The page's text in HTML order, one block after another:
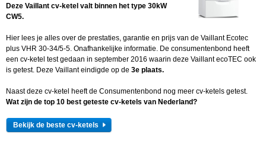
Deze Vaillant cv-ketel valt binnen het type 30kW
CW5.
Hier lees je alles over de prestaties, garantie en prijs van de Vaillant Ecotec
plus VHR 30-34/5-5. Onafhankelijke informatie. De consumentenbond heeft
een cv-ketel test gedaan in september 2016 waarin deze Vaillant ecoTEC ook
is getest. Deze Vaillant eindigde op de 3e plaats.
Naast deze cv-ketel heeft de Consumentenbond nog meer cv-ketels getest.
Wat zijn de top 10 best geteste cv-ketels van Nederland?
Bekijk de beste cv-ketels